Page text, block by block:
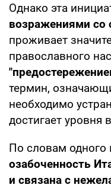
Однако эта
возражениями со
проживает
православного
термин,
необходимо
достигает уровня
По словам одного
озабоченность
и связана с